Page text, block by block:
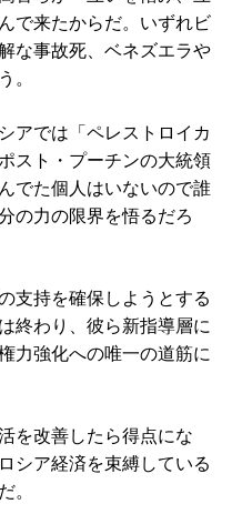
で来たからだ。いずれビ
な事故死、ベネズエラや
う。
アでは「ペレストロイカ
スト・プーチンの大統領
でた個人はいないので誰
の力の限界を悟るだろ
支持を確保しようとする
終わり、彼ら新指導層に
力強化への唯一の道筋に
を改善したら得点にな
シア経済を束縛している
。